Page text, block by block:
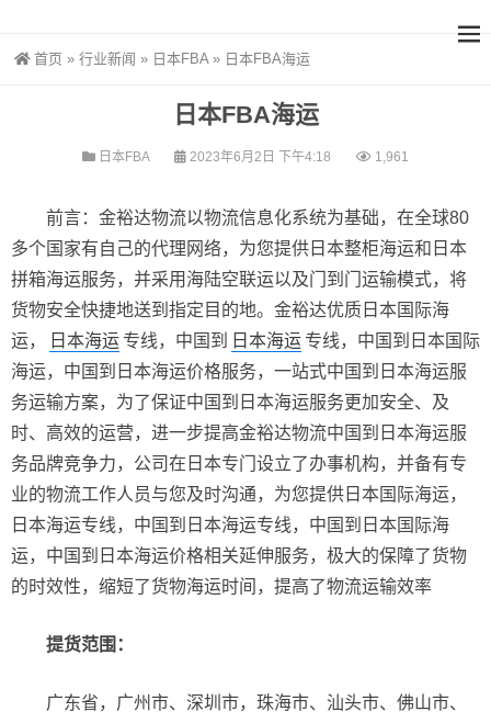
首页 » 行业新闻 » 日本FBA » 日本FBA海运
日本FBA海运
日本FBA 2023年6月2日 下午4:18 1,961
前言：金裕达物流以物流信息化系统为基础，在全球80
多个国家有自己的代理网络，为您提供日本整柜海运和日本
拼箱海运服务，并采用海陆空联运以及门到门运输模式，将
货物安全快捷地送到指定目的地。金裕达优质日本国际海
运，
日本海运 专线，中国到 日本海运 专线，中国到日本国际
海运，中国到日本海运价格服务，一站式中国到日本海运服
务运输方案，为了保证中国到日本海运服务更加安全、及
时、高效的运营，进一步提高金裕达物流中国到日本海运服
务品牌竞争力，公司在日本专门设立了办事机构，并备有专
业的物流工作人员与您及时沟通，为您提供日本国际海运，
日本海运专线，中国到日本海运专线，中国到日本国际海
运，中国到日本海运价格相关延伸服务，极大的保障了货物
的时效性，缩短了货物海运时间，提高了物流运输效率
提货范围：
广东省，广州市、深圳市，珠海市、汕头市、佛山市、